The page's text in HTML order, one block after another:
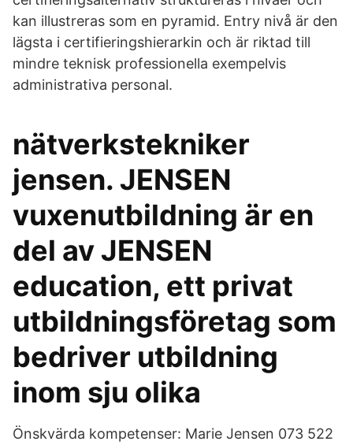
kan illustreras som en pyramid. Entry nivå är den
lägsta i certifieringshierarkin och är riktad till
mindre teknisk professionella exempelvis
administrativa personal.
nätverkstekniker
jensen. JENSEN
vuxenutbildning är en
del av JENSEN
education, ett privat
utbildningsföretag som
bedriver utbildning
inom sju olika
Önskvärda kompetenser: Marie Jensen 073 522